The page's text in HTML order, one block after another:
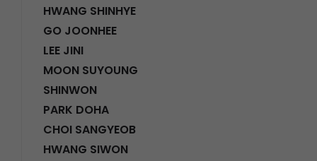
HWANG SHINHYE
GO JOONHEE
LEE JINI
MOON SUYOUNG
SHINWON
PARK DOHA
CHOI SANGYEOB
HWANG SIWON